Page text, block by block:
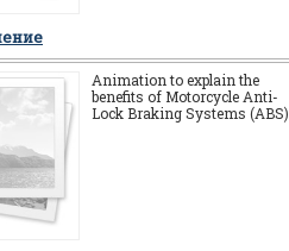
Animation to explain the
benefits of Motorcycle Anti-
Lock Braking Systems (ABS)